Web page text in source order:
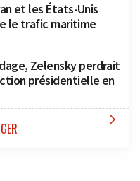
et les États-Unis
le trafic maritime
Zelensky perdrait
présidentielle en
